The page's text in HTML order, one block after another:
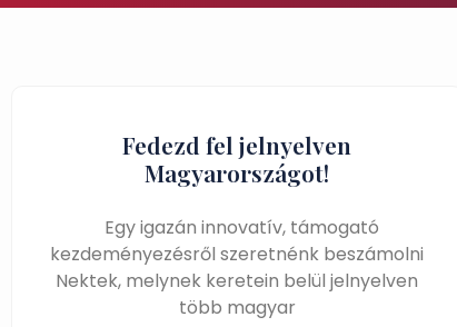
Fedezd fel jelnyelven
Magyarországot!
Egy igazán innovatív, támogató
kezdeményezésről szeretnénk beszámolni
Nektek, melynek keretein belül jelnyelven
több magyar